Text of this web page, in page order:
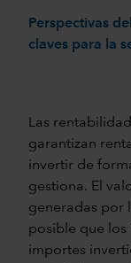
Perspectivas
claves para la
Las
garantizan
invertir de
gestiona. El
generadas por
posible que los
importes